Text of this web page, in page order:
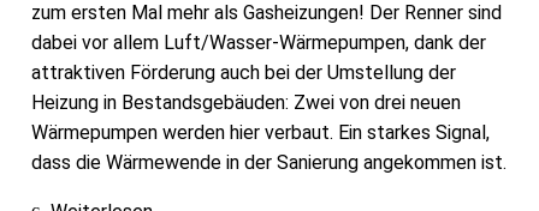
zum ersten Mal mehr als Gasheizungen! Der Renner sind
dabei vor allem Luft/Wasser-Wärmepumpen, dank der
attraktiven Förderung auch bei der Umstellung der
Heizung in Bestandsgebäuden: Zwei von drei neuen
Wärmepumpen werden hier verbaut. Ein starkes Signal,
dass die Wärmewende in der Sanierung angekommen ist.